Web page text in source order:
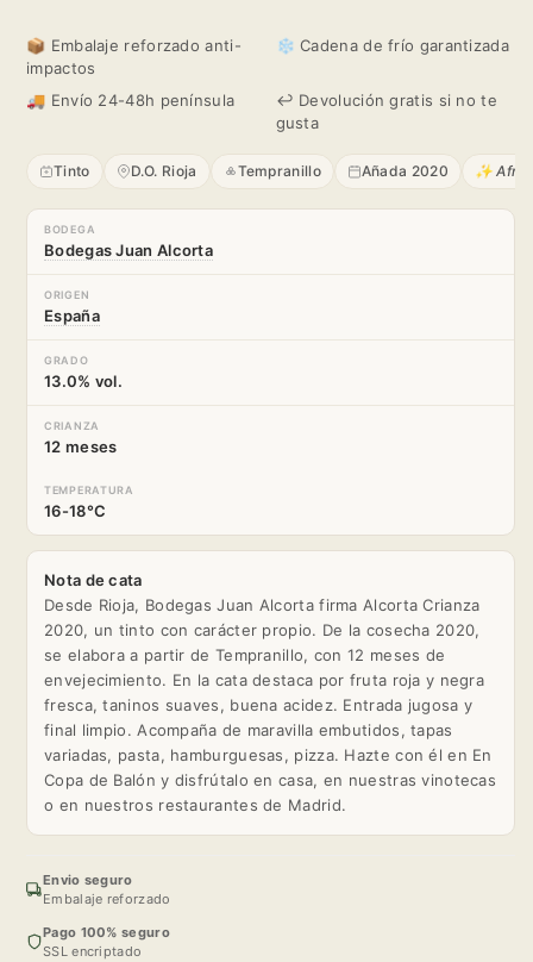
📦 Embalaje reforzado anti-
impactos
❄️ Cadena de frío garantizada
🚚 Envío 24-48h península
↩️ Devolución gratis si no te
gusta
Tinto D.O. Rioja Tempranillo Añada 2020 ✨
BODEGA
Bodegas Juan Alcorta
ORIGEN
España
GRADO
13.0% vol.
CRIANZA
12 meses
TEMPERATURA
16-18°C
Nota de cata
Desde Rioja, Bodegas Juan Alcorta firma Alcorta Crianza
2020, un tinto con carácter propio. De la cosecha 2020,
se elabora a partir de Tempranillo, con 12 meses de
envejecimiento. En la cata destaca por fruta roja y negra
fresca, taninos suaves, buena acidez. Entrada jugosa y
final limpio. Acompaña de maravilla embutidos, tapas
variadas, pasta, hamburguesas, pizza. Hazte con él en En
Copa de Balón y disfrútalo en casa, en nuestras vinotecas
o en nuestros restaurantes de Madrid.
Envio seguro
Embalaje reforzado
Pago 100% seguro
SSL encriptado